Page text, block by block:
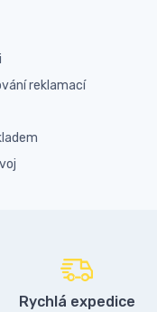
reklamací
Rychlá expedice